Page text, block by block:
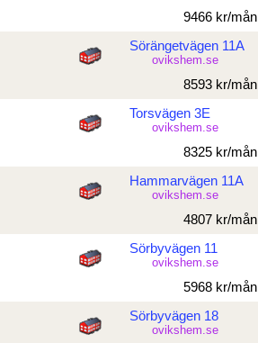
9466 kr/mån
Sörängetvägen 11A
ovikshem.se
8593 kr/mån
Torsvägen 3E
ovikshem.se
8325 kr/mån
Hammarvägen 11A
ovikshem.se
4807 kr/mån
Sörbyvägen 11
ovikshem.se
5968 kr/mån
Sörbyvägen 18
ovikshem.se